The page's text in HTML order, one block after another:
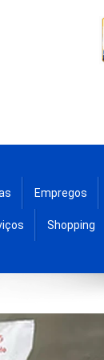
Empregos
Shopping